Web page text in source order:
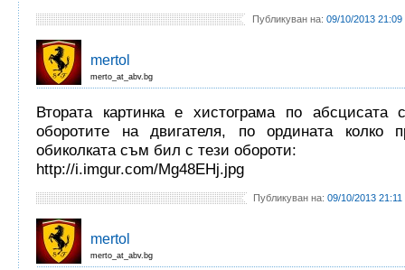
Публикуван на: 09/10/2013 21:09
mertol
merto_at_abv.bg
Втората картинка е хистограма по абсцисата
оборотите на двигателя, по ордината колко
обиколката съм бил с тези обороти:
http://i.imgur.com/Mg48EHj.jpg
Публикуван на: 09/10/2013 21:11
mertol
merto_at_abv.bg